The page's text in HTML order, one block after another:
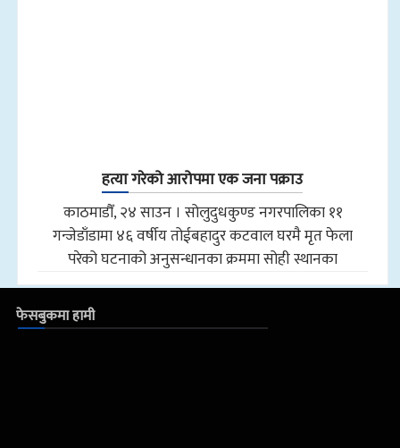
हत्या गरेको आरोपमा एक जना पक्राउ
काठमाडौँ, २४ साउन । सोलुदुधकुण्ड नगरपालिका ११
गन्जेडाँडामा ४६ वर्षीय तोईबहादुर कटवाल घरमै मृत फेला
परेको घटनाको अनुसन्धानका क्रममा सोही स्थानका
फेसबुकमा हामी